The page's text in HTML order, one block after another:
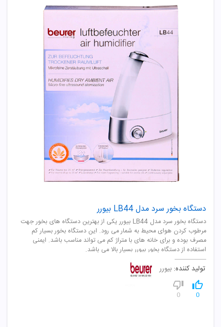
دستگاه بخور سرد مدل LB44 بیورر
دستگاه بخور سرد مدل LB44 بیورر یکی از بهترین دستگاه های بخور جهت
مرطوب کردن هوای محیط به شمار می رود. این دستگاه بخور بسیار کم
مصرف بوده و برای خانه های با متراژ کم می تواند مناسب باشد. ایمنی
استفاده از دستگاه بخور بیورر بسیار بالا می باشد.
تولید کننده: بیورر
0
0